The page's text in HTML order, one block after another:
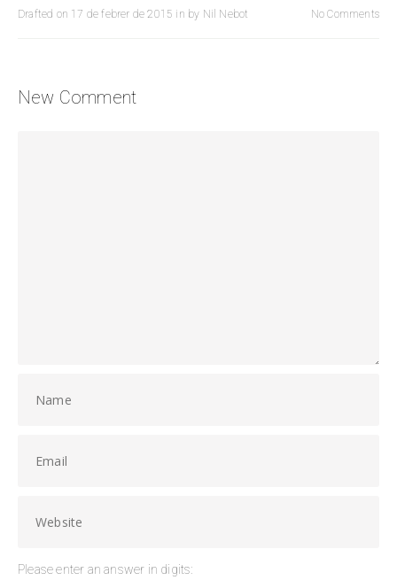
No Comments
Drafted on 17 de febrer de 2015 in by Nil Nebot
New Comment
Please enter an answer in digits: